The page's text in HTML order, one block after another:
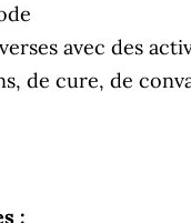
avec des
de cure, de
: